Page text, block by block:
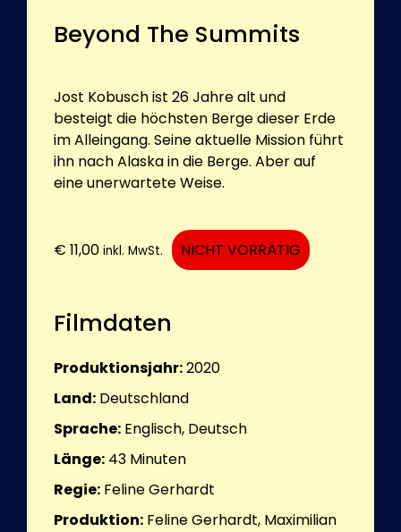
Beyond The Summits
Jost Kobusch ist 26 Jahre alt und
besteigt die höchsten Berge dieser Erde
im Alleingang. Seine aktuelle Mission führt
ihn nach Alaska in die Berge. Aber auf
eine unerwartete Weise.
€ 11,00 inkl. MwSt. NICHT VORRÄTIG
Filmdaten
Produktionsjahr:2020
Land: Deutschland
Sprache: Englisch, Deutsch
Länge: 43 Minuten
Regie: Feline Gerhardt
Produktion: Feline Gerhardt, Maximilian